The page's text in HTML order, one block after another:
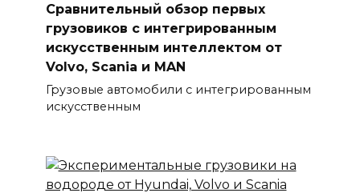
Сравнительный обзор первых
грузовиков с интегрированным
искусственным интеллектом от
Volvo, Scania и MAN
Грузовые автомобили с интегрированным
искусственным